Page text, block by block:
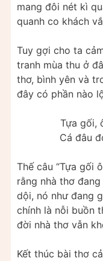
mang đôi nét kì
quanh co khách
Tuy gợi cho ta
tranh mùa thu ở
thơ, bình yên và
đây có phần nào
Tựa gối,
Cá đâu
Thế câu “Tựa gối
rằng nhà thơ
dội, nó như đang
chính là nỗi buồn
đời nhà thơ vẫn
Kết thúc bài thơ